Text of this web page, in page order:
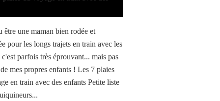
être une maman bien rodée et
pour les longs trajets en train avec les
c'est parfois très éprouvant... mais pas
mes propres enfants ! Les 7 plaies
en train avec des enfants Petite liste